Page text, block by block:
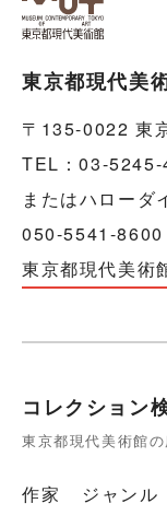
東京都現代美
〒135-0022 東
TEL：03-5245-
またはハローダ
050-5541-8600
東京都現代美術
コレクション
東京都現代美術館
作家 ジャンル